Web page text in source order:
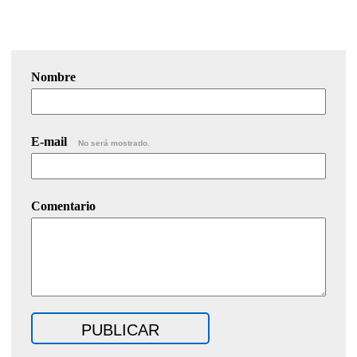
Nombre
E-mail No será mostrado.
Comentario